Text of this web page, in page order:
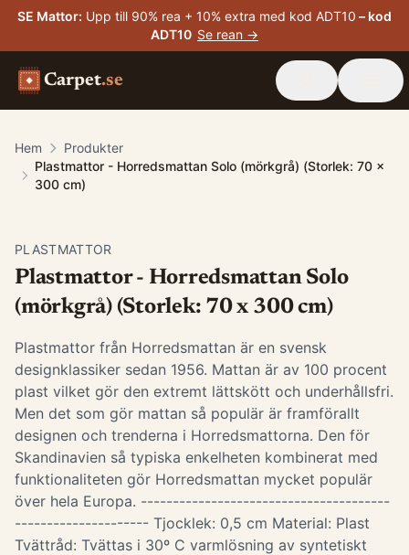
SE Mattor: Upp till 90% rea + 10% extra med kod ADT10 – kod
ADT10 Se rean →
Carpet.se
Hem
Produkter
Plastmattor - Horredsmattan Solo (mörkgrå) (Storlek: 70 x
300 cm)
PLASTMATTOR
Plastmattor - Horredsmattan Solo
(mörkgrå) (Storlek: 70 x 300 cm)
Plastmattor från Horredsmattan är en svensk
designklassiker sedan 1956. Mattan är av 100 procent
plast vilket gör den extremt lättskött och underhållsfri.
Men det som gör mattan så populär är framförallt
designen och trenderna i Horredsmattorna. Den för
Skandinavien så typiska enkelheten kombinerat med
funktionaliteten gör Horredsmattan mycket populär
över hela Europa. ---------------------------------------
--------------------- Tjocklek: 0,5 cm Material: Plast
Tvättråd: Tvättas i 30º C varmlösning av syntetiskt